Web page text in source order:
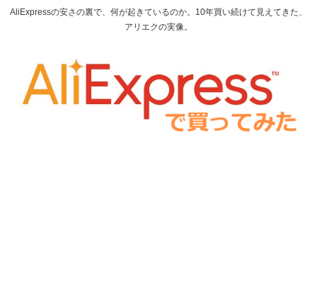
AliExpressの安さの裏で、何が起きているのか。10年買い続けて見えてきた、
アリエクの実像。